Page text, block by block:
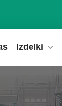
Izdelki